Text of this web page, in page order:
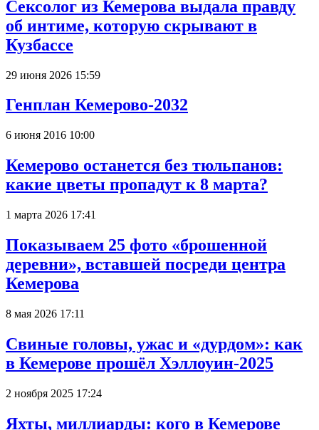
Сексолог из Кемерова выдала правду
об интиме, которую скрывают в
Кузбассе
29 июня 2026 15:59
Генплан Кемерово-2032
6 июня 2016 10:00
Кемерово останется без тюльпанов:
какие цветы пропадут к 8 марта?
1 марта 2026 17:41
Показываем 25 фото «брошенной
деревни», вставшей посреди центра
Кемерова
8 мая 2026 17:11
Свиные головы, ужас и «дурдом»: как
в Кемерове прошёл Хэллоуин-2025
2 ноября 2025 17:24
Яхты, миллиарды: кого в Кемерове